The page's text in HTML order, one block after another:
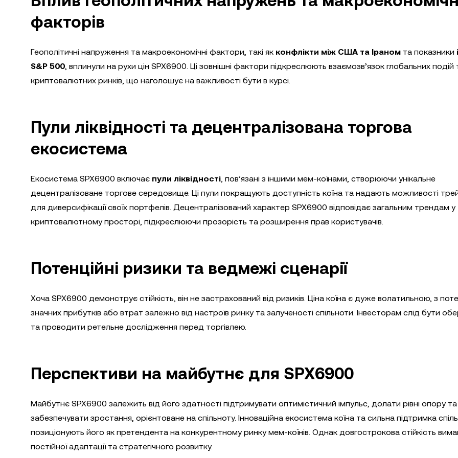
факторів
Геополітичні напруження та макроекономічні фактори, такі як конфлікти між США та Іраном та показники
S&P 500, вплинули на рухи цін SPX6900. Ці зовнішні фактори підкреслюють взаємозв’язок глобальних подій
криптовалютних ринків, що наголошує на важливості бути в курсі.
Пули ліквідності та децентралізована торгова
екосистема
Екосистема SPX6900 включає пули ліквідності, пов’язані з іншими мем-коїнами, створюючи унікальне
децентралізоване торгове середовище. Ці пули покращують доступність коїна та надають можливості
для диверсифікації своїх портфелів. Децентралізований характер SPX6900 відповідає загальним трендам у
криптовалютному просторі, підкреслюючи прозорість та розширення прав користувачів.
Потенційні ризики та ведмежі сценарії
Хоча SPX6900 демонструє стійкість, він не застрахований від ризиків. Ціна коїна є дуже волатильною, з
значних прибутків або втрат залежно від настроїв ринку та залученості спільноти. Інвесторам слід бути
та проводити ретельне дослідження перед торгівлею.
Перспективи на майбутнє для SPX6900
Майбутнє SPX6900 залежить від його здатності підтримувати оптимістичний імпульс, долати рівні опору та
забезпечувати зростання, орієнтоване на спільноту. Інноваційна екосистема коїна та сильна підтримка
позиціонують його як претендента на конкурентному ринку мем-коїнів. Однак довгострокова стійкість
постійної адаптації та стратегічного розвитку.